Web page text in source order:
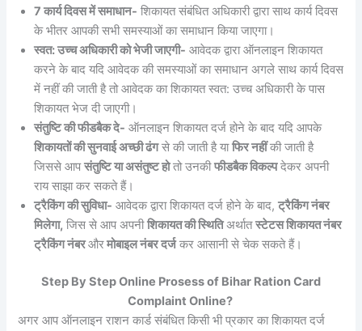
7 कार्य दिवस में समाधान- शिकायत संबंधित अधिकारी द्वारा साथ कार्य दिवस
के भीतर आपकी सभी समस्याओं का समाधान किया जाएगा।
स्वत: उच्च अधिकारी को भेजी जाएगी- आवेदक द्वारा ऑनलाइन शिकायत
करने के बाद यदि आवेदक की समस्याओं का समाधान अगले साथ कार्य दिवस
में नहीं की जाती है तो आवेदक का शिकायत स्वत: उच्च अधिकारी के पास
शिकायत भेज दी जाएगी।
संतुष्टि की फीडबैक दे- ऑनलाइन शिकायत दर्ज होने के बाद यदि आपके
शिकायतों की सुनवाई अच्छी ढंगसे की जाती है याफिर नहींकी जाती है
जिससे आपसंतुष्टि या असंतुष्ट होतो उनकीफीडबैक विकल्पदेकर अपनी
राय साझा कर सकते हैं।
ट्रैकिंग की सुविधा- आवेदक द्वारा शिकायत दर्ज होने के बाद,ट्रैकिंग नंबर
मिलेगा, जिस से आप अपनीशिकायत की स्थितिअर्थातस्टेटस शिकायत नंबर
ट्रैकिंग नंबरऔरमोबाइल नंबर दर्जकर आसानी से चेक सकते हैं।
Step By Step Online Prosess of Bihar Ration Card
Complaint Online?
अगर आप ऑनलाइन राशन कार्ड संबंधित किसी भी प्रकार का शिकायत दर्ज